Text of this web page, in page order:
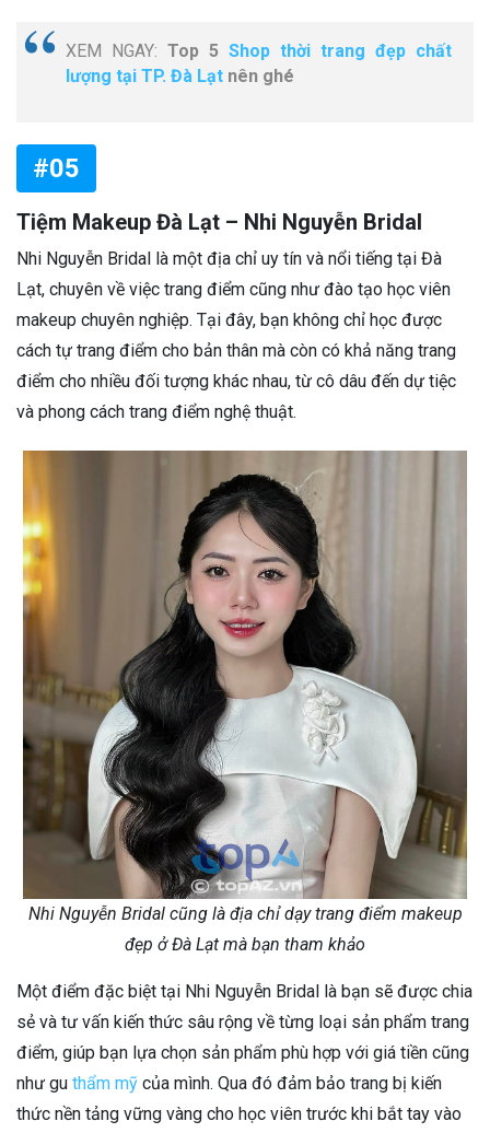
XEM NGAY: Top 5 Shop thời trang đẹp chất
lượng tại TP. Đà Lạt nên ghé
#05
Tiệm Makeup Đà Lạt – Nhi Nguyễn Bridal
Nhi Nguyễn Bridal là một địa chỉ uy tín và nổi tiếng tại Đà
Lạt, chuyên về việc trang điểm cũng như đào tạo học viên
makeup chuyên nghiệp. Tại đây, bạn không chỉ học được
cách tự trang điểm cho bản thân mà còn có khả năng trang
điểm cho nhiều đối tượng khác nhau, từ cô dâu đến dự tiệc
và phong cách trang điểm nghệ thuật.
Nhi Nguyễn Bridal cũng là địa chỉ dạy trang điểm makeup
đẹp ở Đà Lạt mà bạn tham khảo
Một điểm đặc biệt tại Nhi Nguyễn Bridal là bạn sẽ được chia
sẻ và tư vấn kiến thức sâu rộng về từng loại sản phẩm trang
điểm, giúp bạn lựa chọn sản phẩm phù hợp với giá tiền cũng
như gu thẩm mỹ của mình. Qua đó đảm bảo trang bị kiến
thức nền tảng vững vàng cho học viên trước khi bắt tay vào